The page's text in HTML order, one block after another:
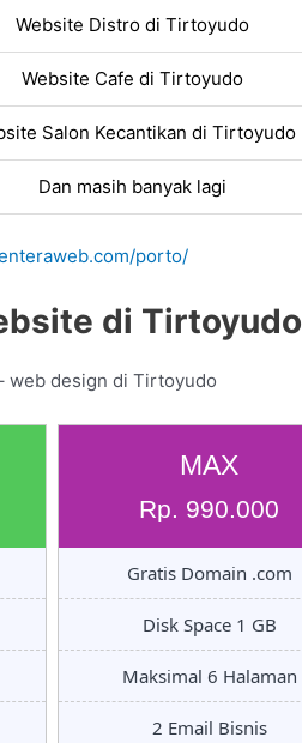
Website Distro di Tirtoyudo
Website Cafe di Tirtoyudo
Salon Kecantikan di Tirtoyudo
Dan masih banyak lagi
porto/
di Tirtoyudo
web design di Tirtoyudo
MAX
Rp. 990.000
Gratis Domain .com
Disk Space 1 GB
Maksimal 6 Halaman
2 Email Bisnis